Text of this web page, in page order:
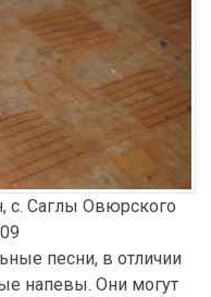
с. Саглы Овюрского
песни, в отличии
напевы. Они могут